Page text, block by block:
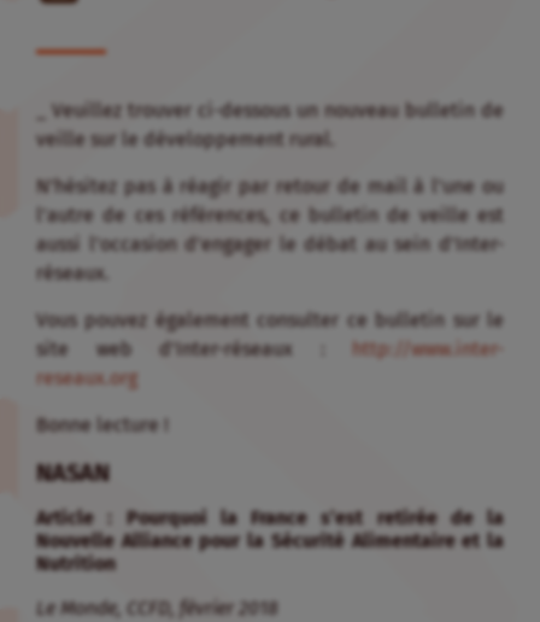
_ Veuillez trouver ci-dessous un nouveau bulletin de
veille sur le développement rural.
N’hésitez pas à réagir par retour de mail à l’une ou
l’autre de ces références, ce bulletin de veille est
aussi l’occasion d’engager le débat au sein d’Inter-
réseaux.
Vous pouvez également consulter ce bulletin sur le
site web d’Inter-réseaux :
http://www.inter-
reseaux.org
Bonne lecture !
NASAN
Article : Pourquoi la France s’est retirée de la
Nouvelle Alliance pour la Sécurité Alimentaire et la
Nutrition
Le Monde, CCFD, février 2018